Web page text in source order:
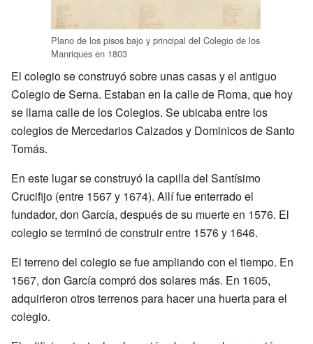
Plano de los pisos bajo y principal del Colegio de los
Manriques en 1803
El colegio se construyó sobre unas casas y el antiguo
Colegio de Serna. Estaban en la calle de Roma, que hoy
se llama calle de los Colegios. Se ubicaba entre los
colegios de Mercedarios Calzados y Dominicos de Santo
Tomás.
En este lugar se construyó la capilla del Santísimo
Crucifijo (entre 1567 y 1674). Allí fue enterrado el
fundador, don García, después de su muerte en 1576. El
colegio se terminó de construir entre 1576 y 1646.
El terreno del colegio se fue ampliando con el tiempo. En
1567, don García compró dos solares más. En 1605,
adquirieron otros terrenos para hacer una huerta para el
colegio.